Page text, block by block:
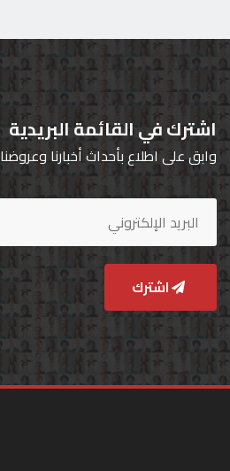
اشترك في القائمة البريدية
وابق على اطلاع بأحداث أخبارنا وعروضنا
اشترك